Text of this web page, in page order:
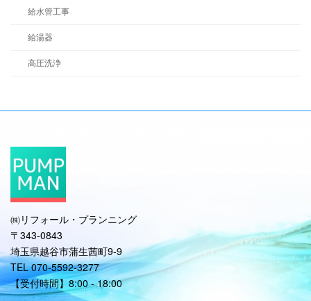
給水管工事
給湯器
高圧洗浄
㈱リフォール・プランニング
〒343-0843
埼玉県越谷市蒲生茜町9-9
TEL 070-5592-3277
【受付時間】8:00 - 18:00